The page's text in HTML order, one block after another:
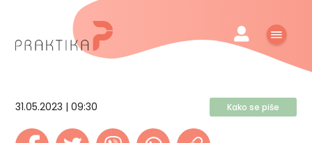
31.05.2023 | 09:30 Kako se piše